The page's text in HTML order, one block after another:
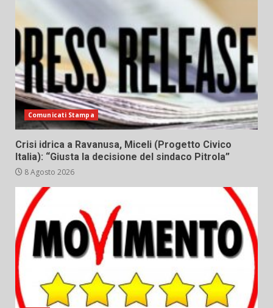
Comunicati Stampa
Crisi idrica a Ravanusa, Miceli (Progetto Civico
Italia): “Giusta la decisione del sindaco Pitrola”
8 Agosto 2026